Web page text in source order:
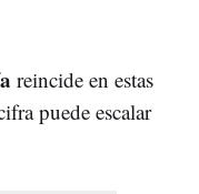
reincide en estas
puede escalar